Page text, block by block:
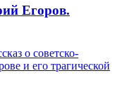
Егоров.
о советско-
и его трагической